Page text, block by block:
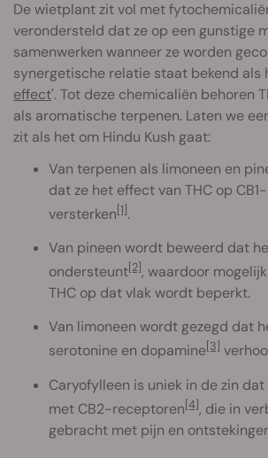
De wietplant zit vol met
verondersteld dat ze op een gunstige
samenwerken wanneer ze worden
synergetische relatie staat bekend als
effect'. Tot deze chemicaliën behoren
als aromatische terpenen. Laten we
zit als het om Hindu Kush gaat:
Van terpenen als limoneen en
dat ze het effect van THC op
versterken[1].
Van pineen wordt beweerd dat
ondersteunt[2], waardoor
THC op dat vlak wordt beperkt.
Van limoneen wordt gezegd dat
serotonine en dopamine[3]
Caryofylleen is uniek in de zin
met CB2-receptoren[4], die in
gebracht met pijn en